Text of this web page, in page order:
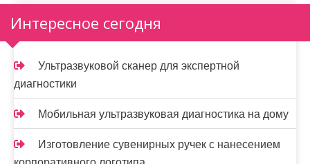
з
а
п
и
с
я
Интересное сегодня
Ультразвуковой сканер для экспертной
диагностики
Мобильная ультразвуковая диагностика на дому
Изготовление сувенирных ручек с нанесением